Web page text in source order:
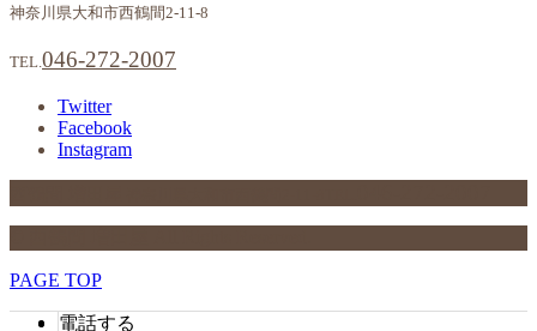
神奈川県大和市西鶴間2-11-8
TEL.046-272-2007
Twitter
Facebook
Instagram
PAGE TOP
電話する